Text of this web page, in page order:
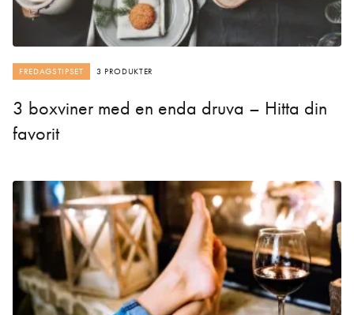
FREDAGSTIPSET 3 PRODUKTER
3 boxviner med en enda druva – Hitta din
favorit